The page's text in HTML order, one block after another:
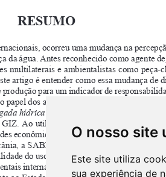
O nosso site
Este site utiliza
sua experiência de